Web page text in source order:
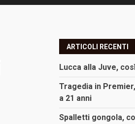
ARTICOLI RECENTI
Lucca alla Juve,
Tragedia in
a 21 anni
Spalletti gongola,